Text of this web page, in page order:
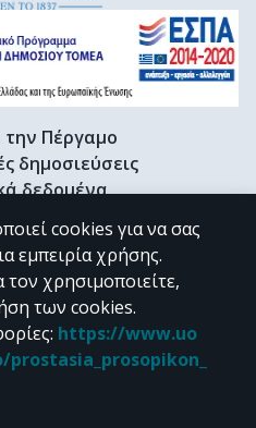
την Πέργαμο
δημοσιεύσεις
δεδομένα
& Γκρίζα βιβλιογραφία
CC BY-NC 4.0
το υλικό της "Περγάμου" διατίθεται
cookies για να σας
εμπειρία χρήσης.
χρησιμοποιείτε,
των cookies.
: https://www.uo